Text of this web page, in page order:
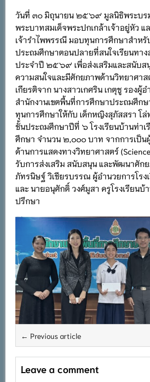
วันที่ ๓๐ มิถุนายน ๒๕๖๙ มูลนิธิพระบร
พระบาทสมเด็จพระปกเกล้าเจ้าอยู่หัว แ
เจ้ารำไพพรรณี มอบทุนการศึกษาสำหรั
ประถมศึกษาตอนปลายที่สนใจเรียนทา
ประจำปี ๒๕๖๙ เพื่อส่งเสริมและสนับส
ความสนใจและมีศักยภาพด้านวิทยาศาส
เกียรติจาก นางสาวเกศริน เกตุชู รองผู้
สำนักงานเขตพื้นที่การศึกษาประถมศึกษ
ทุนการศึกษาให้กับ เด็กหญิงสุภัสสรา โล่
ชั้นประถมศึกษาปีที่ ๖ โรงเรียนบ้านท่าเ
ศึกษา จำนวน ๒,๐๐๐ บาท จากการเป็น
ด้านการแสดงทางวิทยาศาสตร์
รับการส่งเสริม สนับสนุน และพัฒนาศัก
ภัทรนิษฐ์ วิเชียรบรรณ ผู้อำนวยการโรง
และ นายอนุศักดิ์ วงศ์มูสา ครูโรงเรียนบ้
ปรึกษา
← Previous article
Leave a comment